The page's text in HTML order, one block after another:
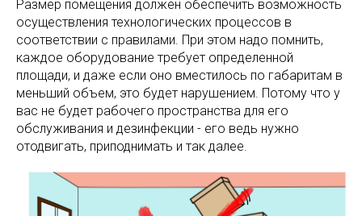
Размер помещения должен обеспечить возможность
осуществления технологических процессов в
соответствии с правилами. При этом надо помнить,
каждое оборудование требует определенной
площади, и даже если оно вместилось по габаритам в
меньший объем, это будет нарушением. Потому что у
вас не будет рабочего пространства для его
обслуживания и дезинфекции - его ведь нужно
отодвигать, приподнимать и так далее.